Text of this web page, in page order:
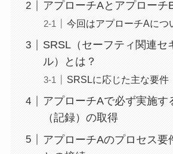
アプローチAとアプローチ
今回はアプローチAにつ
SRSL（セーフティ関連セ
ル）とは？
SRSLに応じた主な要件
アプローチAで必ず実施す
（記録）の取得
アプローチAのプロセス要